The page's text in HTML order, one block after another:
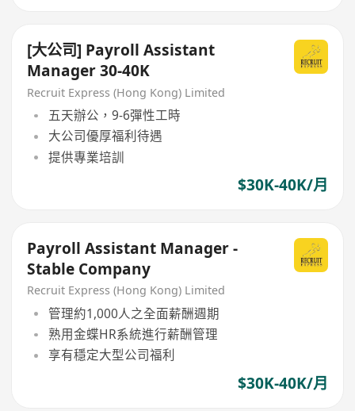
[大公司] Payroll Assistant
Manager 30-40K
Recruit Express (Hong Kong) Limited
五天辦公，9-6彈性工時
大公司優厚福利待遇
提供專業培訓
$30K-40K/月
Payroll Assistant Manager -
Stable Company
Recruit Express (Hong Kong) Limited
管理約1,000人之全面薪酬週期
熟用金蝶HR系統進行薪酬管理
享有穩定大型公司福利
$30K-40K/月